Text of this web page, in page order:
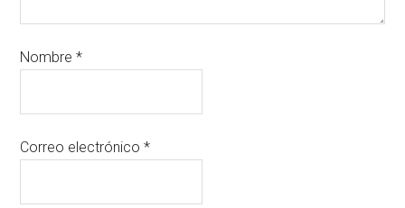
Nombre*
Correo electrónico*